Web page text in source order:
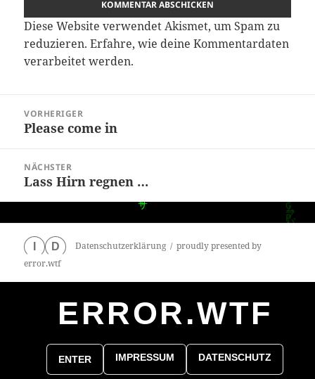
Diese Website verwendet Akismet, um Spam zu
reduzieren.Erfahre, wie deine Kommentardaten
verarbeitet werden.
VORHERIGER
Vorheriger
Please come in
NÄCHSTER
Nächster
Beitrag:
Lass Hirn regnen …
D Datenschutzerklärung
proudly presented by
error.wtf
ERROR.WTF
ENTER IMPRESSUM DATENSCHUTZ